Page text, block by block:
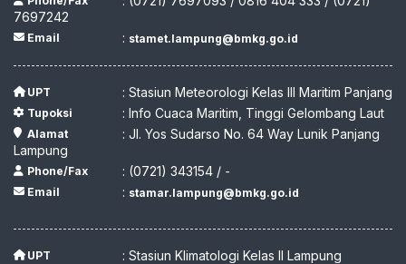
7697242
Email : stamet.lampung@bmkg.go.id
UPT : Stasiun Meteorologi Kelas III Maritim Panjang
Tupoksi : Info Cuaca Maritim, Tinggi Gelombang Laut
Alamat
: Jl. Yos Sudarso No. 64 Way Lunik Panjang
Lampung
Phone/Fax : (0721) 343154 / -
Email : stamar.lampung@bmkg.go.id
UPT : Stasiun Klimatologi Kelas II Lampung